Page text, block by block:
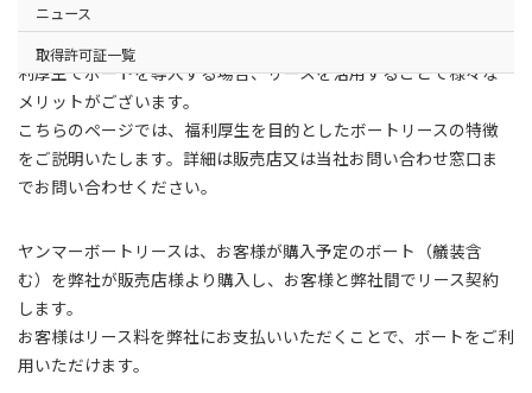
ニュース
取得許可証一覧
企業が海洋製品（養殖設備）だけでなく、事業用（営業用）や福
利厚生でボートを導入する場合、リースを活用することで様々な
メリットがございます。
こちらのページでは、福利厚生を目的としたボートリースの特徴
をご説明いたします。詳細は販売店又は当社お問い合わせ窓口ま
でお問い合わせください。
ヤンマーボートリースは、お客様が購入予定のボート（艤装含
む）を弊社が販売店様より購入し、お客様と弊社間でリース契約
します。
お客様はリース料を弊社にお支払いいただくことで、ボートをご利
用いただけます。